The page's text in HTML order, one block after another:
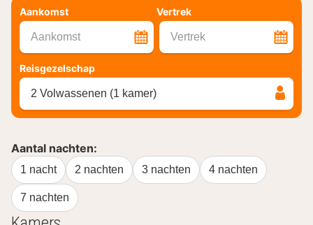
Aankomst Vertrek
Aankomst Vertrek
Reisgezelschap
2 Volwassenen (1 kamer)
Aantal nachten:
1 nacht 2 nachten 3 nachten 4 nachten
7 nachten